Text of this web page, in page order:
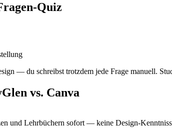
Quiz
— du schreibst trotzdem jede Frage manuell.
vs. Canva
und Lehrbüchern sofort — keine Design-